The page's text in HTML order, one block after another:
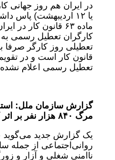
یا ۱۲ اردیبهشت) پاس
ماده ۶۳ قانون کار در
کارگران تعطیل رسمی به
تعطیلی روز کارگر صرفا
قانون کار است و در
تعطیل رسمی اعلام
گزارش سازمان ملل:
مرگ ۸۴۰هزار نفر بر
یک گزارش جدید می‌گوید
روانی‌اجتماعی از جمله
ناامنی شغلی و آزار و